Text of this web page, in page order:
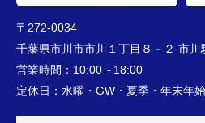
〒272-0034
千葉県市川市市川１丁目８－２ 市
営業時間： 10:00～18:00
定休日： 水曜・GW・夏季・年末年始